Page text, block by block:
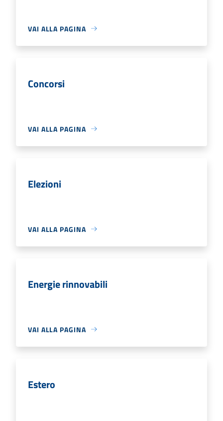
VAI ALLA PAGINA
Concorsi
VAI ALLA PAGINA
Elezioni
VAI ALLA PAGINA
Energie rinnovabili
VAI ALLA PAGINA
Estero